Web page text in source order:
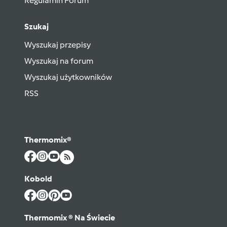
Szukaj
Wyszukaj przepisy
Wyszukaj na forum
Wyszukaj użytkowników
RSS
Thermomix®
Kobold
Thermomix ® Na Świecie